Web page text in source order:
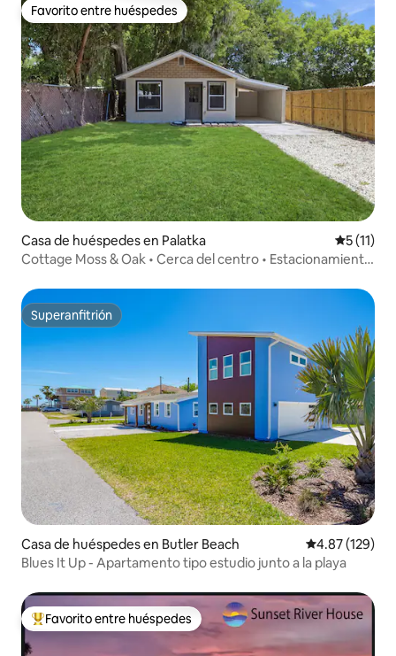
Favorito entre huéspedes
Favorito entre huéspedes
Casa de huéspedes en Palatka
5 (11)
Cottage Moss & Oak • Cerca del centro • Estacionamiento
Superanfitrión
Superanfitrión
Casa de huéspedes en Butler Beach Calificación
4.87 (129)
Blues It Up - Apartamento tipo estudio junto a la playa
De los mejores en Favorito entre huéspedes
Favorito entre huéspedes